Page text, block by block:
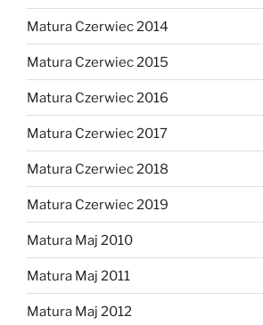
Matura Czerwiec 2014
Matura Czerwiec 2015
Matura Czerwiec 2016
Matura Czerwiec 2017
Matura Czerwiec 2018
Matura Czerwiec 2019
Matura Maj 2010
Matura Maj 2011
Matura Maj 2012